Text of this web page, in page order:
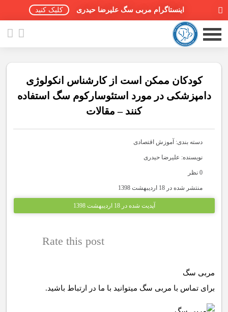
اینستاگرام مربی سگ علیرضا حیدری کلیک کنید
پادکست سگ ها
کودکان ممکن است از کارشناس انکولوژی
دامپزشکی در مورد استئوسارکوم سگ استفاده
کنند – مقالات
دسته بندی: آموزش اقتصادی
نویسنده: علیرضا حیدری
0 نظر
منتشر شده در 18 اردیبهشت 1398
آپدیت شده در 18 اردیبهشت 1398
Rate this post
مربی سگ
برای تماس با مربی سگ میتوانید با ما در ارتباط باشید.